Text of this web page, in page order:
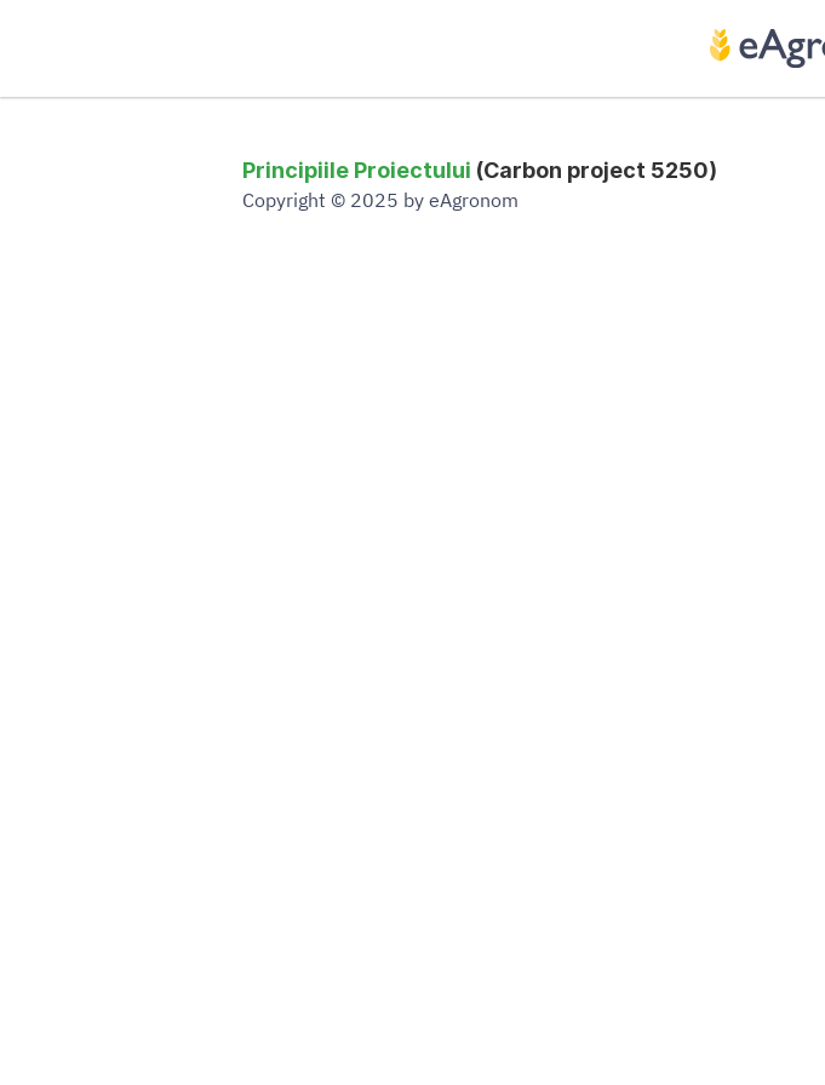
Principiile Proiectului (Carbon project 5250)
Copyright © 2025 by eAgronom